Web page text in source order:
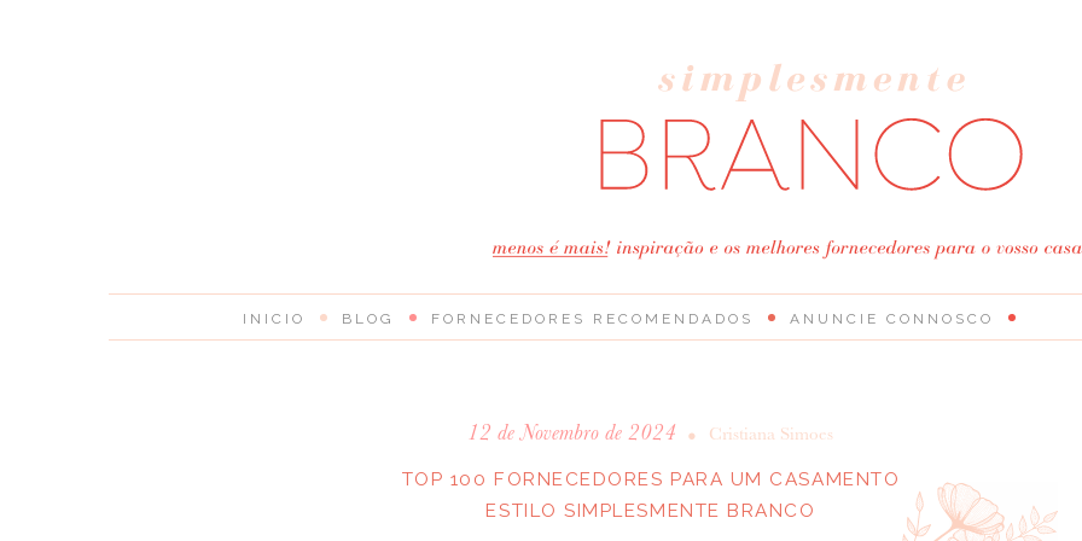
INICIO BLOG FORNECEDORES RECOMENDADOS ANUNCIE CONNOSCO
12 de Novembro de 2024 • Cristiana Simoes
TOP 100 FORNECEDORES PARA UM CASAMENTO
ESTILO SIMPLESMENTE BRANCO